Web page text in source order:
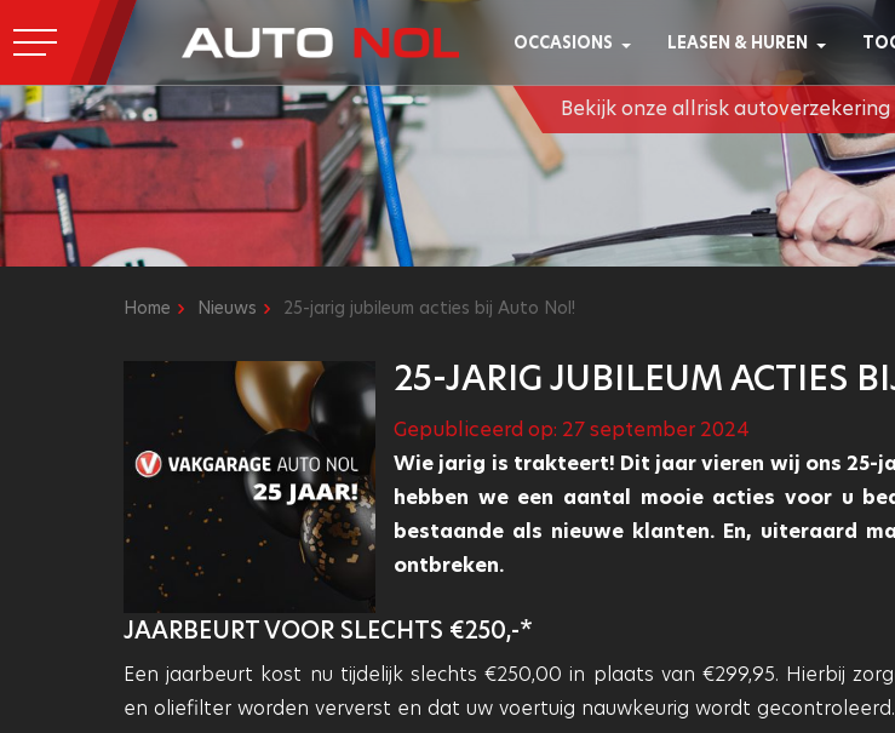
OCCASIONS LEASEN & HUREN
Bekijk onze allrisk
Home Nieuws 25-jarig jubileum acties bij Auto Nol!
25-JARIG JUBILEUM ACTIES
Gepubliceerd op: 27 september 2024
Wie jarig is trakteert! Dit jaar vieren wij ons 25-
hebben we een aantal mooie acties voor u
bestaande als nieuwe klanten. En, uiteraard
ontbreken.
JAARBEURT VOOR SLECHTS €250,-*
Een jaarbeurt kost nu tijdelijk slechts €250,00 in plaats van €299,95. Hierbij
en oliefilter worden ververst en dat uw voertuig nauwkeurig wordt gecontroleerd.